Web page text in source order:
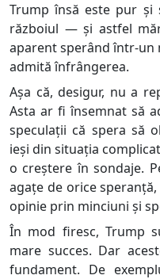
Trump însă este pur și
războiul — și astfel
aparent sperând într-un
admită înfrângerea.
Așa că, desigur, nu a
Asta ar fi însemnat să
speculații că spera să
ieși din situația
o creștere în sondaje.
agațe de orice
opinie prin minciuni și
În mod firesc, Trump
mare succes. Dar
fundament. De